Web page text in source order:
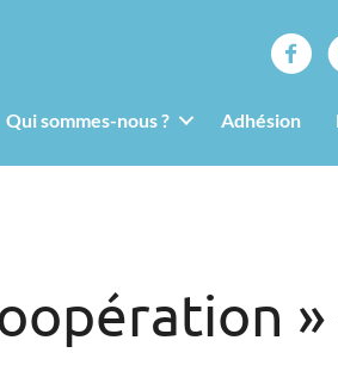
Qui sommes-nous ? Adhésion